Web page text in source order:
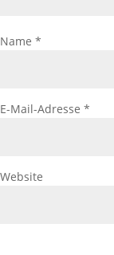
Name *
E-Mail-Adresse *
Website